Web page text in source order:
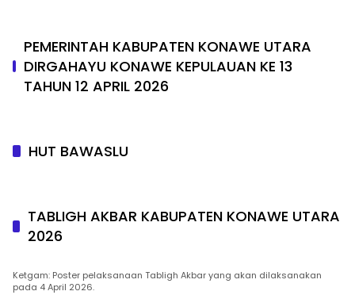
PEMERINTAH KABUPATEN KONAWE UTARA
DIRGAHAYU KONAWE KEPULAUAN KE 13
TAHUN 12 APRIL 2026
HUT BAWASLU
TABLIGH AKBAR KABUPATEN KONAWE UTARA
2026
Ketgam: Poster pelaksanaan Tabligh Akbar yang akan dilaksanakan
pada 4 April 2026.